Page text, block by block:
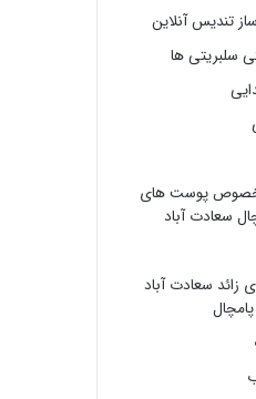
تندیس آنلاین
سلبریتی ها
مخصوص پوست های
سعادت آباد
زائد سعادت آباد